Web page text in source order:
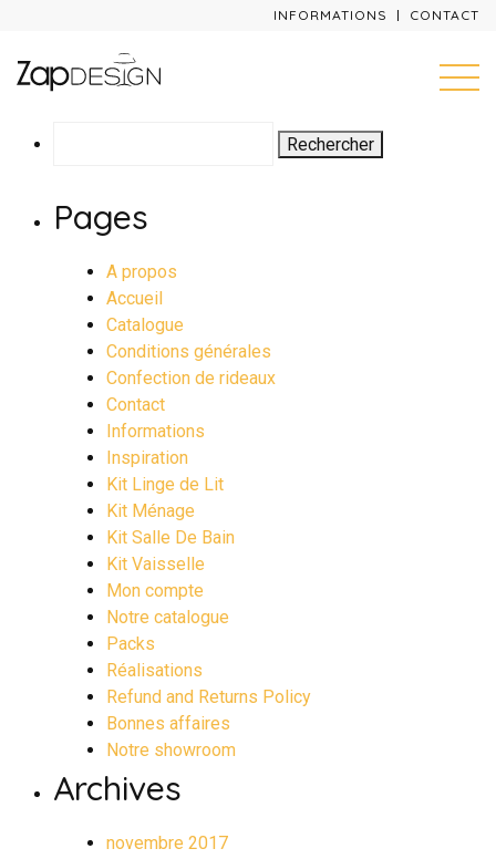
INFORMATIONS CONTACT
Pages
A propos
Accueil
Catalogue
Conditions générales
Confection de rideaux
Contact
Informations
Inspiration
Kit Linge de Lit
Kit Ménage
Kit Salle De Bain
Kit Vaisselle
Mon compte
Notre catalogue
Packs
Réalisations
Refund and Returns Policy
Bonnes affaires
Notre showroom
Archives
novembre 2017